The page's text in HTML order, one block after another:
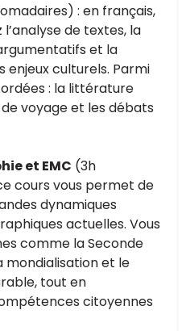
: en français,
de textes, la
et la
enjeux culturels. Parmi
: la littérature
voyage et les débats
et EMC (3h
cours vous permet de
dynamiques
actuelles. Vous
comme la Seconde
mondialisation et le
tout en
citoyennes